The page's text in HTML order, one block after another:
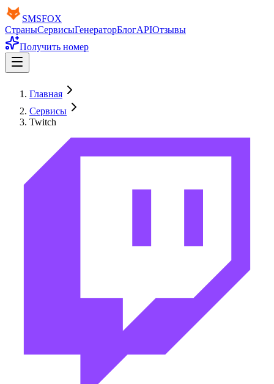
SMSFOX
СтраныСервисыГенераторБлогAPIОтзывы
Получить номер
Главная
Сервисы
Twitch